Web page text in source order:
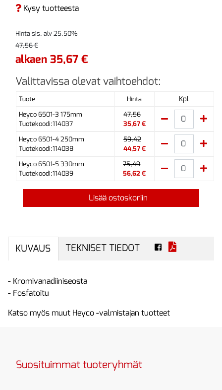
Kysy tuotteesta
Hinta sis. alv 25.50%
47,56 €
alkaen 35,67 €
Valittavissa olevat vaihtoehdot:
Tuote Hinta Kpl
Heyco 6501-3 175mm
Tuotekoodi:114037
47,56
35,67 €
Heyco 6501-4 250mm
Tuotekoodi:114038
59,42
44,57 €
Heyco 6501-5 330mm
Tuotekoodi:114039
75,49
56,62 €
Lisää ostoskoriin
KUVAUS TEKNISET TIEDOT
- Kromivanadiiniseosta
- Fosfatoitu
Katso myös muut Heyco -valmistajan tuotteet
Suosituimmat tuoteryhmät